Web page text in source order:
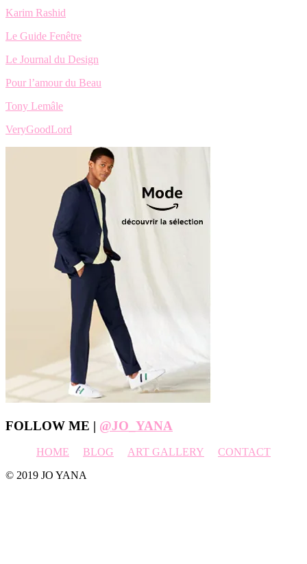
Karim Rashid
Le Guide Fenêtre
Le Journal du Design
Pour l’amour du Beau
Tony Lemâle
VeryGoodLord
Footer
FOLLOW ME | @JO_YANA
HOME BLOG ART GALLERY
CONTACT
© 2019 JO YANA